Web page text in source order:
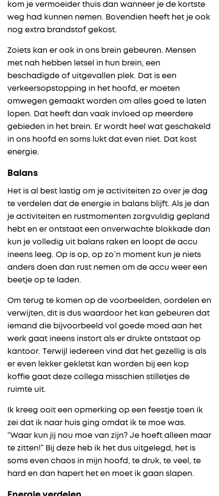
kom je vermoeider thuis dan wanneer je de kortste
weg had kunnen nemen. Bovendien heeft het je ook
nog extra brandstof gekost.
Zoiets kan er ook in ons brein gebeuren. Mensen
met nah hebben letsel in hun brein, een
beschadigde of uitgevallen plek. Dat is een
verkeersopstopping in het hoofd, er moeten
omwegen gemaakt worden om alles goed te laten
lopen. Dat heeft dan vaak invloed op meerdere
gebieden in het brein. Er wordt heel wat geschakeld
in ons hoofd en soms lukt dat even niet. Dat kost
energie.
Balans
Het is al best lastig om je activiteiten zo over je dag
te verdelen dat de energie in balans blijft. Als je dan
je activiteiten en rustmomenten zorgvuldig gepland
hebt en er ontstaat een onverwachte blokkade dan
kun je volledig uit balans raken en loopt de accu
ineens leeg. Op is op, op zo’n moment kun je niets
anders doen dan rust nemen om de accu weer een
beetje op te laden.
Om terug te komen op de voorbeelden, oordelen en
verwijten, dit is dus waardoor het kan gebeuren dat
iemand die bijvoorbeeld vol goede moed aan het
werk gaat ineens instort als er drukte ontstaat op
kantoor. Terwijl iedereen vind dat het gezellig is als
er even lekker gekletst kan worden bij een kop
koffie gaat deze collega misschien stilletjes de
ruimte uit.
Ik kreeg ooit een opmerking op een feestje toen ik
zei dat ik naar huis ging omdat ik te moe was.
“Waar kun jij nou moe van zijn? Je hoeft alleen maar
te zitten!” Bij deze heb ik het dus uitgelegd, het is
soms even chaos in mijn hoofd, te druk, te veel, te
hard en dan hapert het en moet ik gaan slapen.